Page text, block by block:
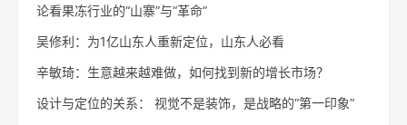
论看果冻行业的“山寨”与“革命”
吴修利：为1亿山东人重新定位，山东人必看
辛敏琦：生意越来越难做，如何找到新的增长市场？
设计与定位的关系： 视觉不是装饰，是战略的“第一印象”